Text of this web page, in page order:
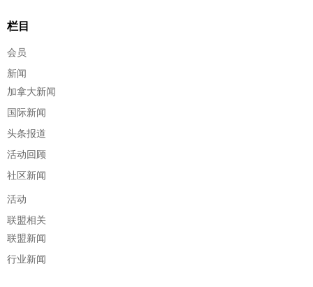
栏目
会员
新闻
加拿大新闻
国际新闻
头条报道
活动回顾
社区新闻
活动
联盟相关
联盟新闻
行业新闻